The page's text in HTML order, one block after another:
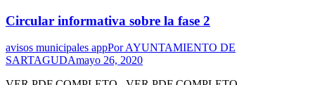
Circular informativa sobre la fase 2
avisos municipales appPorAYUNTAMIENTO DE
SARTAGUDAmayo 26, 2020